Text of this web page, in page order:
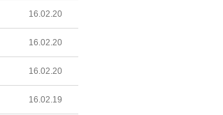
16.02.20
16.02.20
16.02.20
16.02.19